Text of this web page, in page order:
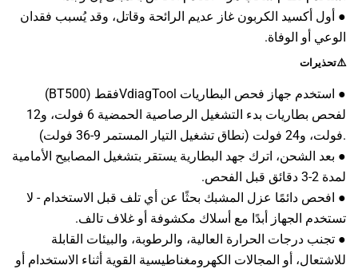
● أول أكسيد الكربون غاز عديم الرائحة وقاتل، وقد يُسبب فقدان
الوعي أو الوفاة.
⚠️تحذيرات
● استخدم جهاز فحص البطاريات VdiagTool
(BT500) فقط
لفحص بطاريات بدء التشغيل الرصاصية الحمضية 6 فولت، و12
فولت، و24 فولت (نطاق تشغيل التيار المستمر 9-36 فولت).
● بعد الشحن، اترك جهد البطارية يستقر بتشغيل المصابيح الأمامية
لمدة 2-3 دقائق قبل الفحص.
● افحص دائمًا عزل المشبك بحثًا عن أي تلف قبل الاستخدام - لا
تستخدم الجهاز أبدًا مع أسلاك مكشوفة أو غلاف تالف.
● تجنب درجات الحرارة العالية، والرطوبة، والبيئات القابلة
للاشتعال، أو المجالات الكهرومغناطيسية القوية أثناء الاستخدام أو